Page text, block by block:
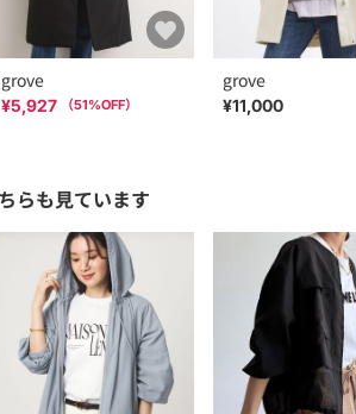
grove
¥5,927 （51%OFF）
grove
¥11,000